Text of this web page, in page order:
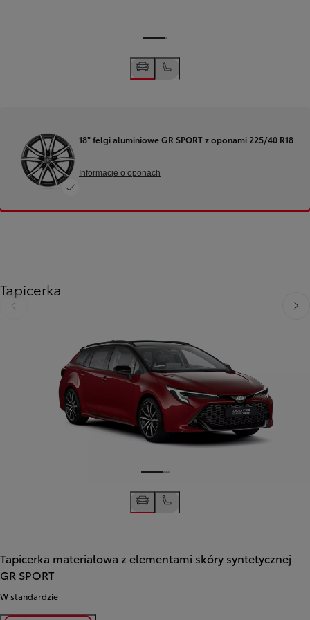
18" felgi aluminiowe GR SPORT z oponami 225/40 R18
Informacje o oponach
Tapicerka
Poprzedni
Tapicerka materiałowa z elementami skóry syntetycznej
GR SPORT
W standardzie